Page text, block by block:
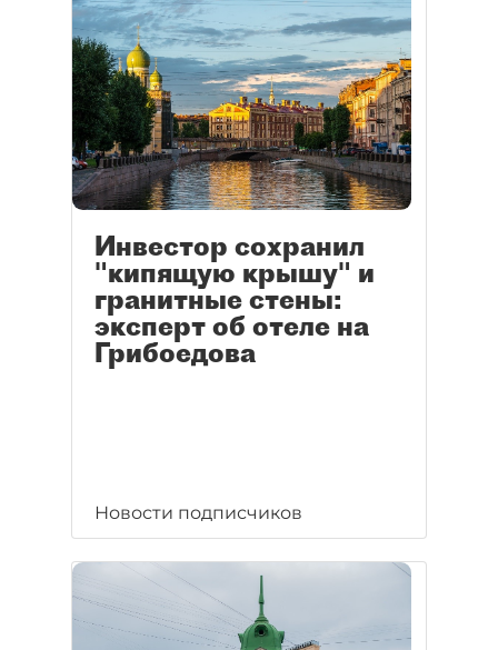
Инвестор сохранил
"кипящую крышу" и
гранитные стены:
эксперт об отеле на
Грибоедова
Новости подписчиков